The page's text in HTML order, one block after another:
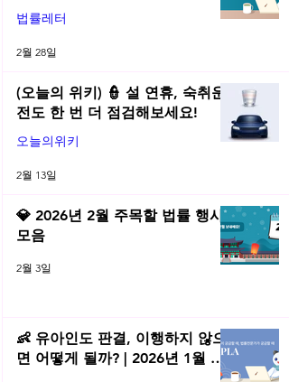
음! | 2026년 2월 네플라 법률레터
법률레터
2월 28일
(오늘의 위키) 👮 설 연휴, 숙취운
전도 한 번 더 점검해보세요!
오늘의위키
2월 13일
💎 2026년 2월 주목할 법률 행사
모음
2월 3일
👶 유아인도 판결, 이행하지 않으
면 어떻게 될까? | 2026년 1월 네